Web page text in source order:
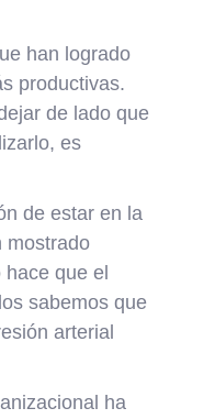
han logrado
productivas.
de lado que
es
de estar en la
mostrado
que el
sabemos que
arterial
ha